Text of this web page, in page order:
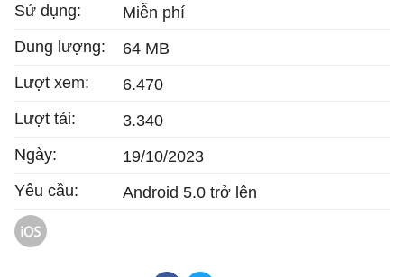
Sử dụng:
Miễn phí
Dung lượng:
64 MB
Lượt xem:
6.470
Lượt tải:
3.340
Ngày:
19/10/2023
Yêu cầu:
Android 5.0 trở lên